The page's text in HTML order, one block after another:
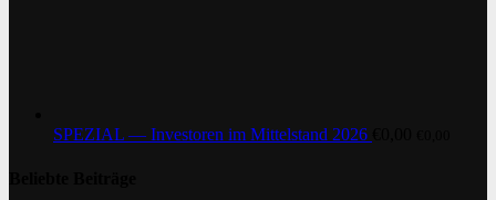
SPEZIAL — Investoren im Mittelstand 2026